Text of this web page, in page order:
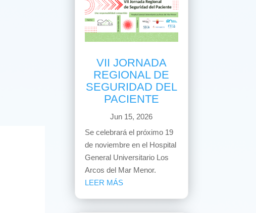
VII JORNADA
REGIONAL DE
SEGURIDAD DEL
PACIENTE
Jun 15, 2026
Se celebrará el próximo 19
de noviembre en el Hospital
General Universitario Los
Arcos del Mar Menor.
LEER MÁS